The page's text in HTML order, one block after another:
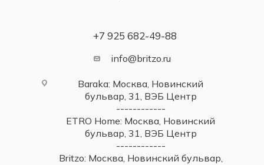
+7 925 682-49-88
info@britzo.ru
Baraka: Москва, Новинский
бульвар, 31, ВЭБ Центр
------------
ETRO Home: Москва, Новинский
бульвар, 31, ВЭБ Центр
------------
Britzo: Москва, Новинский бульвар,